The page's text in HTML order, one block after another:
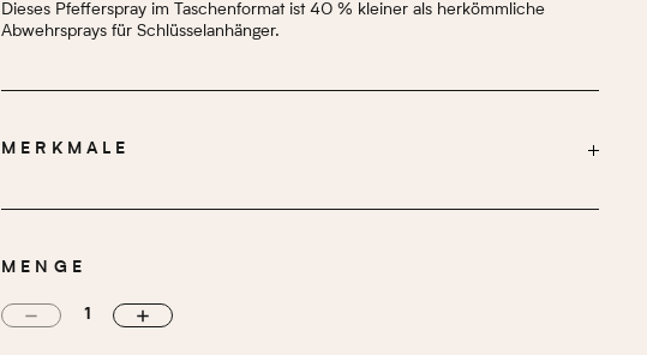
Dieses Pfefferspray im Taschenformat ist 40 % kleiner als herkömmliche
Abwehrsprays für Schlüsselanhänger.
MERKMALE
PROJEKTIONSENTFERNUNG
MENGE